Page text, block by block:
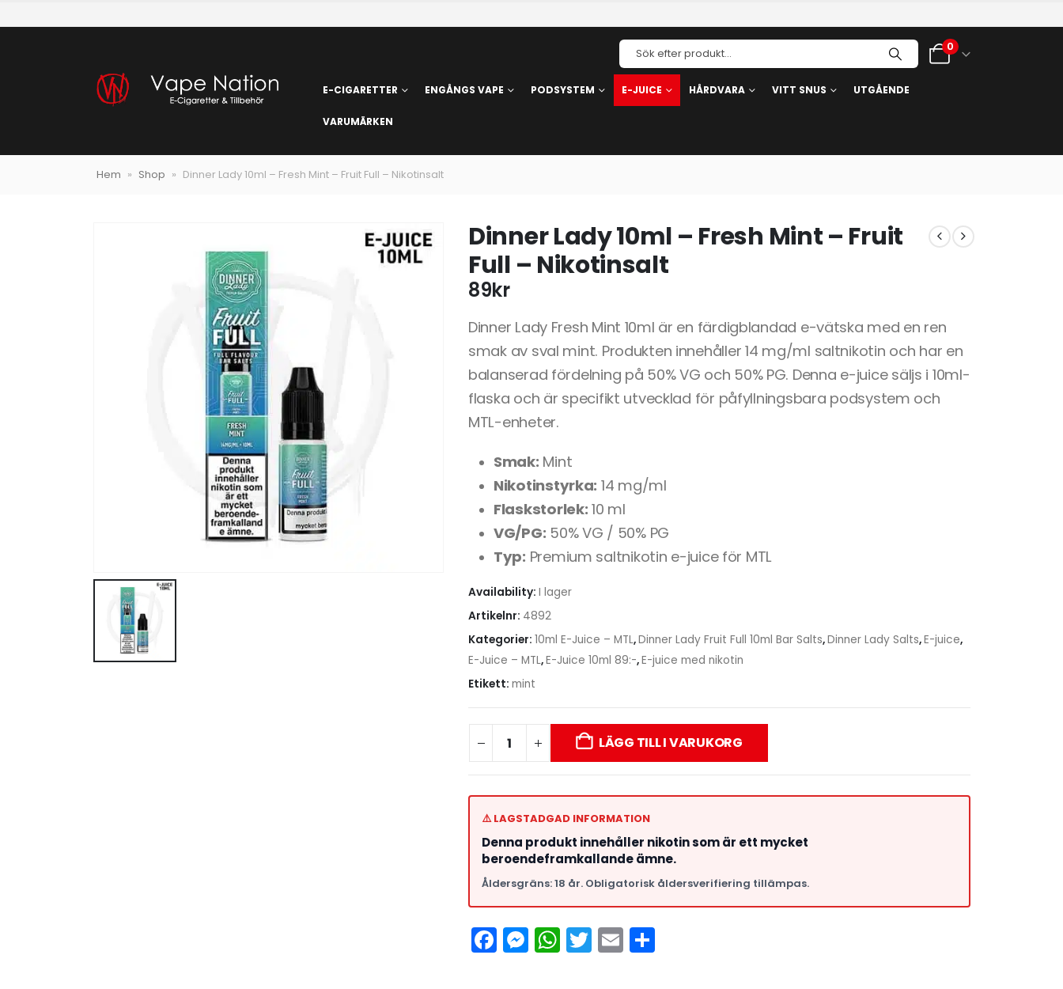
0
E-CIGARETTER ENGÅNGS VAPE PODSYSTEM E-JUICE HÅRDVARA VITT SNUS UTGÅENDE
VARUMÄRKEN
Hem » Shop » Dinner Lady 10ml – Fresh Mint – Fruit Full – Nikotinsalt
Dinner Lady 10ml – Fresh Mint – Fruit
Full – Nikotinsalt
89kr
Dinner Lady Fresh Mint 10ml är en färdigblandad e-vätska med en ren
smak av sval mint. Produkten innehåller 14 mg/ml saltnikotin och har en
balanserad fördelning på 50% VG och 50% PG. Denna e-juice säljs i 10ml-
flaska och är specifikt utvecklad för påfyllningsbara podsystem och
MTL-enheter.
Smak: Mint
Nikotinstyrka: 14 mg/ml
Flaskstorlek: 10 ml
VG/PG: 50% VG / 50% PG
Typ: Premium saltnikotin e-juice för MTL
Availability: I lager
Artikelnr: 4892
Kategorier: 10ml E-Juice – MTL,Dinner Lady Fruit Full 10ml Bar Salts,Dinner Lady Salts,E-juice,
E-Juice – MTL,E-Juice 10ml 89:-,E-juice med nikotin
Etikett: mint
LÄGG TILL I VARUKORG
⚠️ LAGSTADGAD INFORMATION
Denna produkt innehåller nikotin som är ett mycket
beroendeframkallande ämne.
Åldersgräns: 18 år. Obligatorisk åldersverifiering tillämpas.
Facebook
Messenger
WhatsApp
Twitter
Email